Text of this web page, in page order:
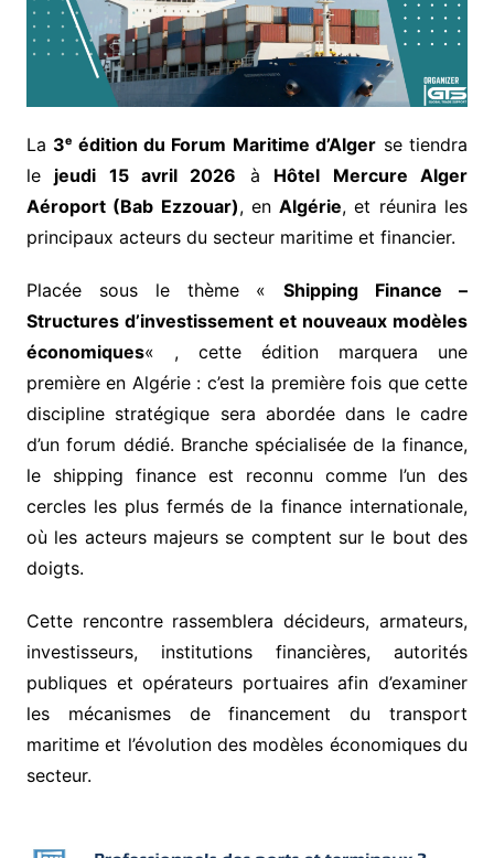
La 3ᵉ édition du Forum Maritime d’Alger se tiendra
le jeudi 15 avril 2026 à Hôtel Mercure Alger
Aéroport (Bab Ezzouar), enAlgérie, et réunira les
principaux acteurs du secteur maritime et financier.
Placée sous le thème «Shipping Finance –
Structures d’investissement et nouveaux modèles
économiques« , cette édition marquera une
première en Algérie : c’est la première fois que cette
discipline stratégique sera abordée dans le cadre
d’un forum dédié. Branche spécialisée de la finance,
le shipping finance est reconnu comme l’un des
cercles les plus fermés de la finance internationale,
où les acteurs majeurs se comptent sur le bout des
doigts.
Cette rencontre rassemblera décideurs, armateurs,
investisseurs, institutions financières, autorités
publiques et opérateurs portuaires afin d’examiner
les mécanismes de financement du transport
maritime et l’évolution des modèles économiques du
secteur.